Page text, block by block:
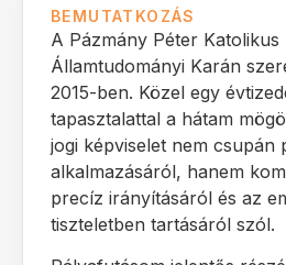
BEMUTATKOZÁS
A Pázmány Péter Katolikus
Államtudományi Karán
2015-ben. Közel egy
tapasztalattal a hátam
jogi képviselet nem csupán
alkalmazásáról, hanem
precíz irányításáról és az
tiszteletben tartásáról szól.